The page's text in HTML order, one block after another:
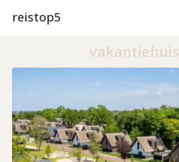
reistop5
vakantiehuis